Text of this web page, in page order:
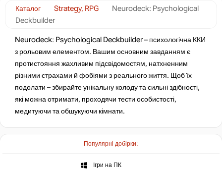
Популярні добірки:
Ігри на ПК
Каталог Strategy, RPG
Neurodeck: Psychological
Deckbuilder
Neurodeck: Psychological Deckbuilder – психологічна ККИ
з рольовим елементом. Вашим основним завданням є
протистояння жахливим підсвідомостям, натхненним
різними страхами й фобіями з реального життя. Щоб їх
подолати – збирайте унікальну колоду та сильні здібності,
які можна отримати, проходячи тести особистості,
медитуючи та обшукуючи кімнати.